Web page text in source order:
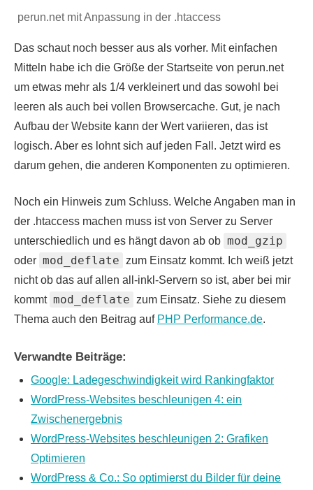
perun.net mit Anpassung in der .htaccess
Das schaut noch besser aus als vorher. Mit einfachen
Mitteln habe ich die Größe der Startseite von perun.net
um etwas mehr als 1/4 verkleinert und das sowohl bei
leeren als auch bei vollen Browsercache. Gut, je nach
Aufbau der Website kann der Wert variieren, das ist
logisch. Aber es lohnt sich auf jeden Fall. Jetzt wird es
darum gehen, die anderen Komponenten zu optimieren.
Noch ein Hinweis zum Schluss. Welche Angaben man in
der .htaccess machen muss ist von Server zu Server
unterschiedlich und es hängt davon ab ob mod_gzip
oder mod_deflate
zum Einsatz kommt. Ich weiß jetzt
nicht ob das auf allen all-inkl-Servern so ist, aber bei mir
kommt mod_deflate
zum Einsatz. Siehe zu diesem
Thema auch den Beitrag auf PHP Performance.de.
Verwandte Beiträge:
Google: Ladegeschwindigkeit wird Rankingfaktor
WordPress-Websites beschleunigen 4: ein
Zwischenergebnis
WordPress-Websites beschleunigen 2: Grafiken
Optimieren
WordPress & Co.: So optimierst du Bilder für deine